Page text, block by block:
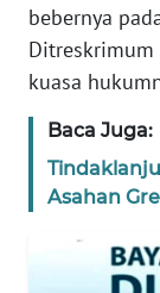
bebernya
Ditreskrimum
kuasa
Baca Juga:
Asahan
SUMUT
WN
JABAR